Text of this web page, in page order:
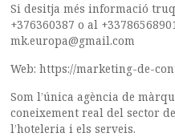
Si desitja més informació
+376360387 o al
mk.europa@gmail.com
Web: https://marketing-de-
Som l’única agència de
coneixement real del sector
l’hoteleria i els serveis.